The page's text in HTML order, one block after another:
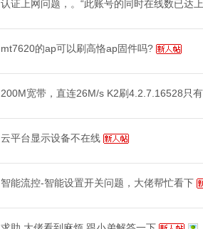
认证上网问题，。“此账号的同时在线数已达
mt7620的ap可以刷高恪ap固件吗?
200M宽带，直连26M/s K2刷4.2.7.16528只
云平台显示设备不在线
智能流控-智能设置开关问题，大佬帮忙看下